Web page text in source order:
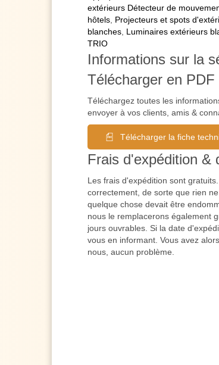
extérieurs Détecteur de
hôtels, Projecteurs et spots
blanches, Luminaires extérieurs
TRIO
Informations sur la
Télécharger en PDF
Téléchargez toutes les
envoyer à vos clients, amis &
Télécharger la fiche
Frais d'expédition &
Les frais d'expédition sont
correctement, de sorte que rien
quelque chose devait être
nous le remplacerons également
jours ouvrables. Si la date
vous en informant. Vous avez
nous, aucun problème.